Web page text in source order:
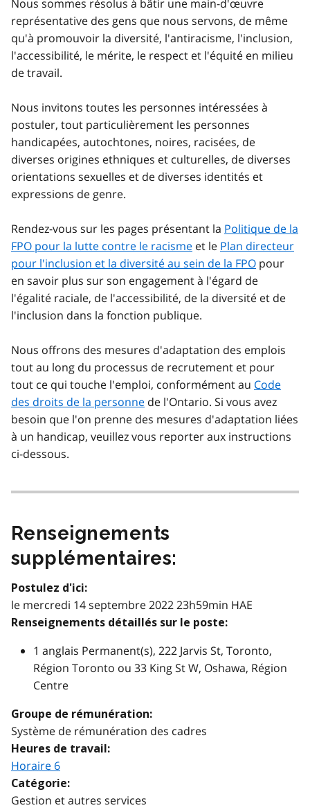
Nous sommes résolus à bâtir une main-d'œuvre
représentative des gens que nous servons, de même
qu'à promouvoir la diversité, l'antiracisme, l'inclusion,
l'accessibilité, le mérite, le respect et l'équité en milieu
de travail.
Nous invitons toutes les personnes intéressées à
postuler, tout particulièrement les personnes
handicapées, autochtones, noires, racisées, de
diverses origines ethniques et culturelles, de diverses
orientations sexuelles et de diverses identités et
expressions de genre.
Rendez-vous sur les pages présentant la Politique de la
FPO pour la lutte contre le racisme et le Plan directeur
pour l'inclusion et la diversité au sein de la FPO pour
en savoir plus sur son engagement à l'égard de
l'égalité raciale, de l'accessibilité, de la diversité et de
l'inclusion dans la fonction publique.
Nous offrons des mesures d'adaptation des emplois
tout au long du processus de recrutement et pour
tout ce qui touche l'emploi, conformément au Code
des droits de la personne de l'Ontario. Si vous avez
besoin que l'on prenne des mesures d'adaptation liées
à un handicap, veuillez vous reporter aux instructions
ci-dessous.
Renseignements
supplémentaires:
Postulez d'ici:
le mercredi 14 septembre 2022 23h59min HAE
Renseignements détaillés sur le poste:
1 anglais Permanent(s), 222 Jarvis St, Toronto,
Région Toronto ou 33 King St W, Oshawa, Région
Centre
Groupe de rémunération:
Système de rémunération des cadres
Heures de travail:
Horaire 6
Catégorie:
Gestion et autres services